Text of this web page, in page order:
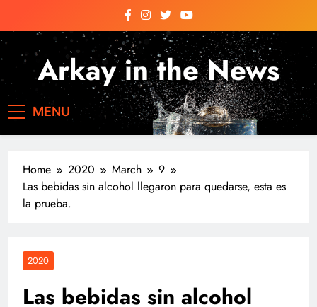
content
Arkay in the News
Arkay News
MENU
Home 2020 March
9
Las bebidas sin alcohol llegaron para quedarse, esta es
la prueba.
2020
Las bebidas sin alcohol